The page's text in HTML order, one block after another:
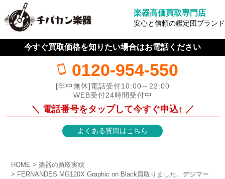
楽器高価買取専門店
安心と信頼の鑑定団ブランド
今すぐ買取価格を知りたい場合はお電話ください
0120-954-550
[年中無休]電話受付10:00～22:00
WEB受付24時間受付中
＼ 電話番号をタップして今すぐ申込↑ ／
よくある質問はこちら
HOME
楽器の買取実績
FERNANDES MG120X Graphic on Black買取りました。デジマー